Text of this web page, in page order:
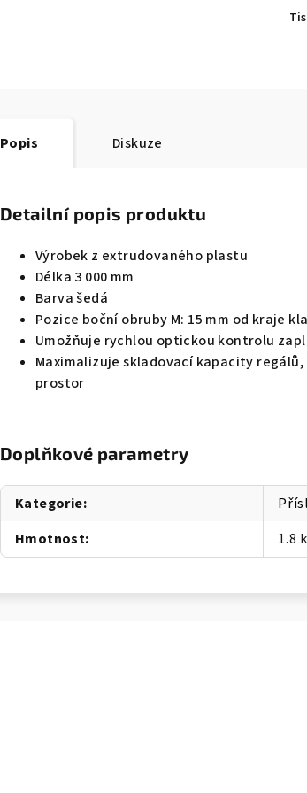
Popis Diskuze
Detailní popis produktu
Výrobek z extrudovaného plastu
Délka 3 000 mm
Barva šedá
Pozice boční obruby M: 15 mm od kraje
Umožňuje rychlou optickou kontrolu
Maximalizuje skladovací kapacity
prostor
Doplňkové parametry
Kategorie:
Hmotnost: 1.8